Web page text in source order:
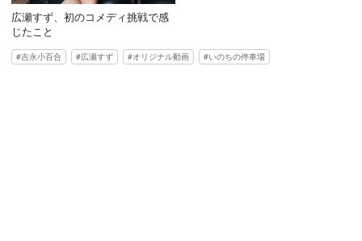
広瀬すず、初のコメディ挑戦で感
じたこと
吉永小百合 広瀬すず オリジナル動画 いのちの停車場